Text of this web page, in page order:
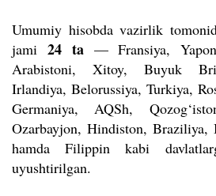
Umumiy hisobda vazirlik
jami 24 ta— Fransiya,
Arabistoni, Xitoy, Buyuk
Irlandiya, Belorussiya, Turkiya,
Germaniya, AQSh,
Ozarbayjon, Hindiston,
hamda Filippin kabi
uyushtirilgan.